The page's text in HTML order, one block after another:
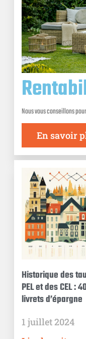
Nous vous conseillons
En savoir
Historique des
PEL et des CEL :
livrets d’épargne
1 juillet 2024